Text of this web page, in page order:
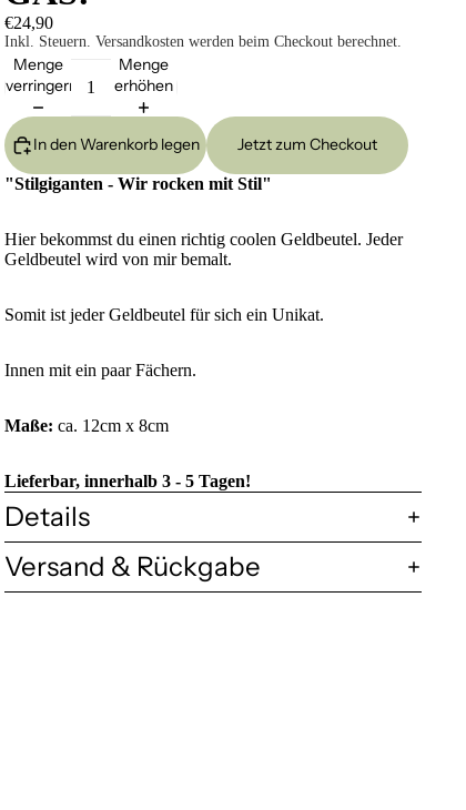
€24,90
Inkl. Steuern. Versandkosten werden beim Checkout berechnet.
Menge
verringern
Menge
erhöhen
In den Warenkorb legen Jetzt zum Checkout
"Stilgiganten - Wir rocken mit Stil"
Hier bekommst du einen richtig coolen Geldbeutel. Jeder
Geldbeutel wird von mir bemalt.
Somit ist jeder Geldbeutel für sich ein Unikat.
Innen mit ein paar Fächern.
Maße: ca. 12cm x 8cm
Lieferbar, innerhalb 3 - 5 Tagen!
Details
Versand & Rückgabe